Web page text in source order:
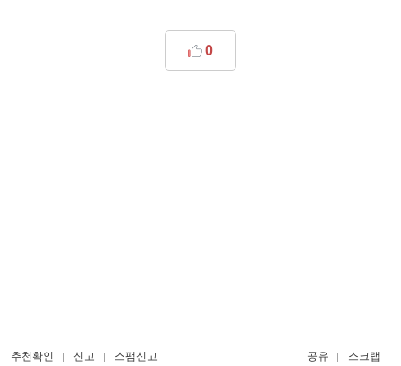
0
추천확인 신고 스팸신고 공유 스크랩